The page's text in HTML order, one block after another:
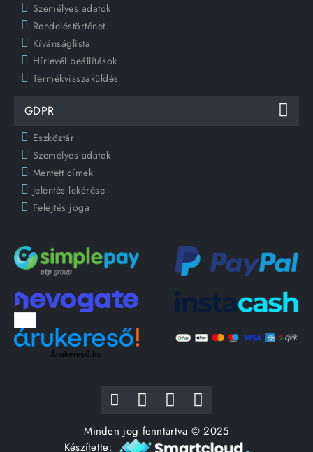
Személyes adatok
Rendeléstörténet
Kívánságlista
Hírlevél beállítások
Termékvisszaküldés
GDPR
Eszköztár
Személyes adatok
Mentett címek
Jelentés lekérése
Felejtés joga
Árukereső.hu
Minden jog fenntartva © 2025
Készítette: